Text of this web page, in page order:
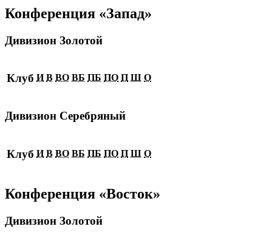
Конференция «Запад»
Дивизион Золотой
Клуб И В ВО ВБ ПБ ПО П Ш О
Дивизион Серебряный
Клуб И В ВО ВБ ПБ ПО П Ш О
Конференция «Восток»
Дивизион Золотой